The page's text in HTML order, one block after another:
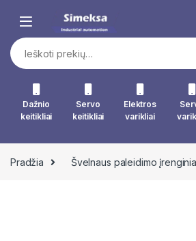
Ieškoti:
Dažnio
keitikliai
Servo
keitikliai
Elektros
varikliai
Pradžia Švelnaus paleidimo